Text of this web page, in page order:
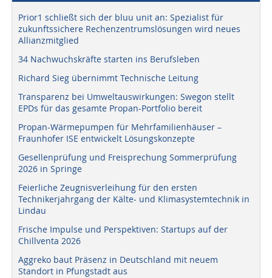
Prior1 schließt sich der bluu unit an: Spezialist für
zukunftssichere Rechenzentrumslösungen wird neues
Allianzmitglied
34 Nachwuchskräfte starten ins Berufsleben
Richard Sieg übernimmt Technische Leitung
Transparenz bei Umweltauswirkungen: Swegon stellt
EPDs für das gesamte Propan-Portfolio bereit
Propan-Wärmepumpen für Mehrfamilienhäuser –
Fraunhofer ISE entwickelt Lösungskonzepte
Gesellenprüfung und Freisprechung Sommerprüfung
2026 in Springe
Feierliche Zeugnisverleihung für den ersten
Technikerjahrgang der Kälte- und Klimasystemtechnik in
Lindau
Frische Impulse und Perspektiven: Startups auf der
Chillventa 2026
Aggreko baut Präsenz in Deutschland mit neuem
Standort in Pfungstadt aus